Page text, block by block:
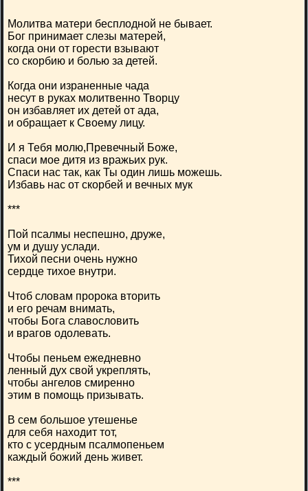
Молитва матери бесплодной не бывает.
Бог принимает слезы матерей,
когда они от горести взывают
со скорбию и болью за детей.
Когда они израненные чада
несут в руках молитвенно Творцу
он избавляет их детей от ада,
и обращает к Своему лицу.
И я Тебя молю,Превечный Боже,
спаси мое дитя из вражьих рук.
Спаси нас так, как Ты один лишь можешь.
Избавь нас от скорбей и вечных мук
***
Пой псалмы неспешно, друже,
ум и душу услади.
Тихой песни очень нужно
сердце тихое внутри.
Чтоб словам пророка вторить
и его речам внимать,
чтобы Бога славословить
и врагов одолевать.
Чтобы пеньем ежедневно
ленный дух свой укреплять,
чтобы ангелов смиренно
этим в помощь призывать.
В сем большое утешенье
для себя находит тот,
кто с усердным псалмопеньем
каждый божий день живет.
***